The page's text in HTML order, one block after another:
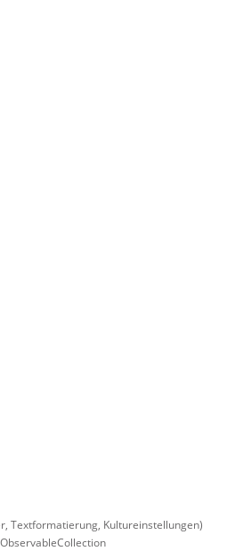
Textformatierung, Kultureinstellungen)